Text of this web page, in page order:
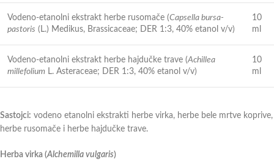
Vodeno-etanolni ekstrakt herbe rusomače (Capsella bursa-
pastoris (L.) Medikus, Brassicaceae; DER 1:3, 40% etanol v/v)
10
ml
Vodeno-etanolni ekstrakt herbe hajdučke trave (Achillea
millefolium L. Asteraceae; DER 1:3, 40% etanol v/v)
10
ml
Sastojci: vodeno etanolni ekstrakti herbe virka, herbe bele mrtve koprive,
herbe rusomače i herbe hajdučke trave.
Herba virka (Alchemilla vulgaris)